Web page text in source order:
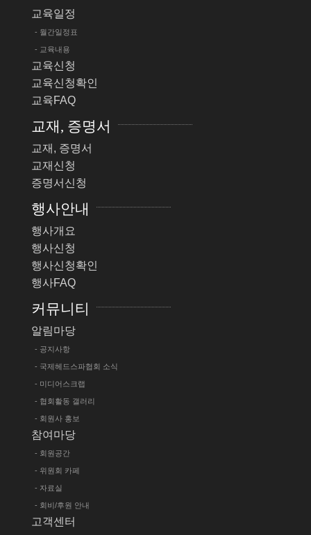
교육일정
- 월간일정표
- 교육내용
교육신청
교육신청확인
교육FAQ
교재, 증명서
교재, 증명서
교재신청
증명서신청
행사안내
행사개요
행사신청
행사신청확인
행사FAQ
커뮤니티
알림마당
- 공지사항
- 국제헤드스파협회 소식
- 미디어스크랩
- 협회활동 갤러리
- 회원사 홍보
참여마당
- 회원공간
- 위원회 카페
- 자료실
- 회비/후원 안내
고객센터